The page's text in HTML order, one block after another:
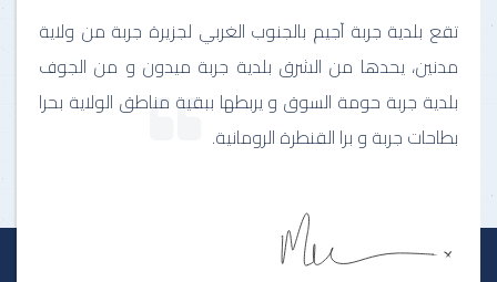
تقع بلدية جربة آجيم بالجنوب الغربي لجزيرة جربة من ولاية
مدنين، يحدها من الشرق بلدية جربة ميدون و من الجوف
بلدية جربة حومة السوق و يربطها ببقية مناطق الولاية بحرا
بطاحات جربة و برا القنطرة الرومانية.